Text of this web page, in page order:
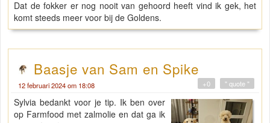
Dat de fokker er nog nooit van gehoord heeft vind ik gek, het
komt steeds meer voor bij de Goldens.
Baasje van Sam en Spike
12 februari 2024 om 18:08 " quote "
+0
Sylvia bedankt voor je tip. Ik ben over
op Farmfood met zalmolie en dat ga ik